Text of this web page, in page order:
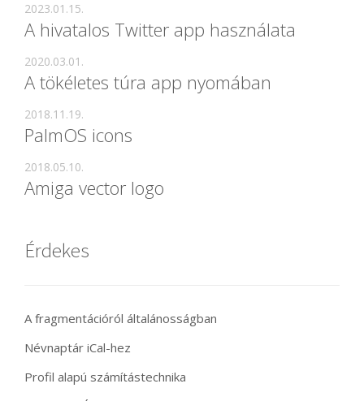
A hivatalos Twitter app használata
2023.01.15.
A tökéletes túra app nyomában
2020.03.01.
PalmOS icons
2018.11.19.
Amiga vector logo
2018.05.10.
Érdekes
A fragmentációról általánosságban
Névnaptár iCal-hez
Profil alapú számítástechnika